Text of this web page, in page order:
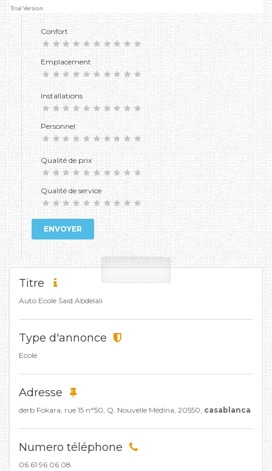
Confort
Emplacement
Installations
Personnel
Qualité de prix
Qualité de service
ENVOYER
Titre
Auto Ecole Said Abdelali
Type d'annonce
Ecole
Adresse
derb Fokara, rue 15 n°50, Q. Nouvelle Médina, 20550, casablanca
Numero téléphone
06 61 96 06 08